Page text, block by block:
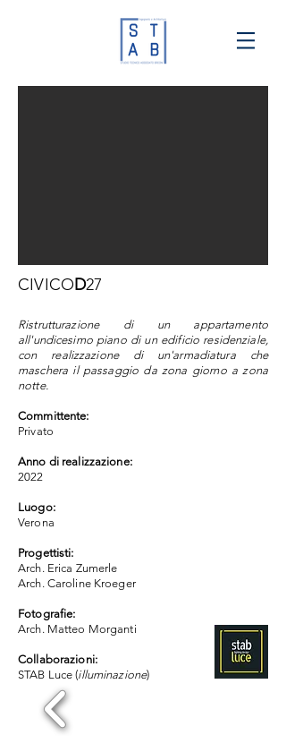
CIVICOD27
Ristrutturazione di un appartamento
all'undicesimo piano di un edificio residenziale,
con realizzazione di un'armadiatura che
maschera il passaggio da zona giorno a zona
notte.
Committente:
Privato
Anno di realizzazione:
2022
Luogo:
Verona
Progettisti:
Arch. Erica Zumerle
Arch. Caroline Kroeger
Fotografie:
Arch. Matteo Morganti
Collaborazioni:
STAB Luce (illuminazione)